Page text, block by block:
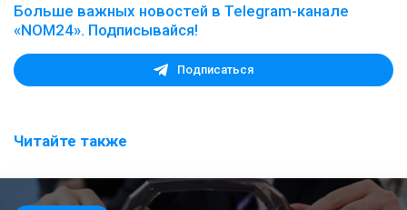
Больше важных новостей в Telegram-канале
«NOM24». Подписывайся!
Подписаться
Читайте также